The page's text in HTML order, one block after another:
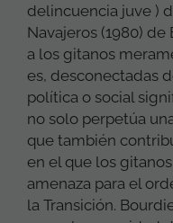
delincuencia juve )
Navajeros (1980)
a los gitanos
es, desconectadas
política o social
no solo perpetúa
que también
en el que los
amenaza para el
la Transición.